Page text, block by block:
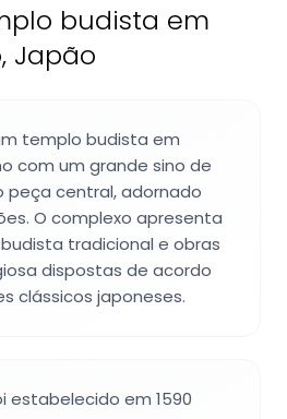
budista em
Japão
templo budista em
com um grande sino de
peça central, adornado
O complexo apresenta
tradicional e obras
dispostas de acordo
clássicos japoneses.
estabelecido em 1590